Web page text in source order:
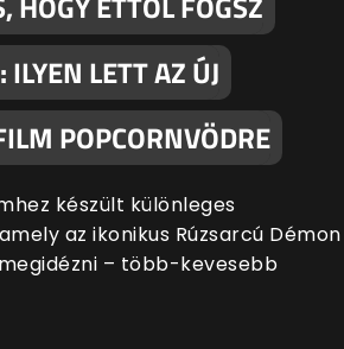
LETT AZ ÚJ
POPCORNVÖDRE
készült különleges
az ikonikus Rúzsarcú Démon
– több-kevesebb